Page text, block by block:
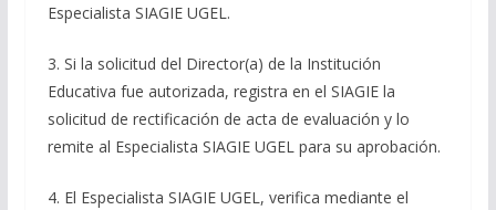
Especialista SIAGIE UGEL.
3. Si la solicitud del Director(a) de la Institución
Educativa fue autorizada, registra en el SIAGIE la
solicitud de rectificación de acta de evaluación y lo
remite al Especialista SIAGIE UGEL para su aprobación.
4. El Especialista SIAGIE UGEL, verifica mediante el